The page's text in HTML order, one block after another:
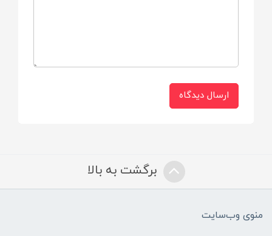
مناسب تمام فصول
دستی و ماشین لباسشویی
ارسال دیدگاه
برگشت به بالا
منوی وب‌سایت